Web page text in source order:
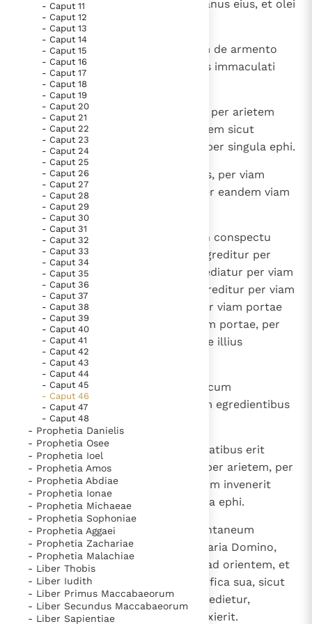
Paus Leo XIV in Pavia: "De stad is zowel een gave als
een taak"
Paus in Pavia: St. Augustinus toont ons de noodzaak om
"naar het innerlijk" toe te keren.
RK Documenten stelt heel veel belangrijke
kerkelijke documenten van de Rooms
Katholieke Kerk in het Nederlands beschikbaar
en is volledig afhankelijk van donaties.
Ik help mee!
- Caput 11
- Caput 12
- Caput 13
- Caput 14
- Caput 15
- Caput 16
- Caput 17
- Caput 18
- Caput 19
- Caput 20
- Caput 21
- Caput 22
- Caput 23
- Caput 24
- Caput 25
- Caput 26
- Caput 27
- Caput 28
- Caput 29
- Caput 30
- Caput 31
- Caput 32
- Caput 33
- Caput 34
- Caput 35
- Caput 36
- Caput 37
- Caput 38
- Caput 39
- Caput 40
- Caput 41
- Caput 42
- Caput 43
- Caput 44
- Caput 45
- Caput 46
- Caput 47
- Caput 48
- Prophetia Danielis
- Prophetia Osee
- Prophetia Ioel
- Prophetia Amos
- Prophetia Abdiae
- Prophetia Ionae
- Prophetia Michaeae
- Prophetia Sophoniae
- Prophetia Aggaei
- Prophetia Zachariae
- Prophetia Malachiae
- Liber Thobis
- Liber Iudith
- Liber Primus Maccabaeorum
- Liber Secundus Maccabaeorum
- Liber Sapientiae
oblationem, quantum dederit manus eius, et olei
hin per singula ephi;
in die autem calendarum vitulum de armento
immaculatum et sex agni et aries immaculati
erunt
et ephi per vitulum, ephi quoque per arietem
faciet oblationem, per agnos autem sicut
invenerit manus eius, et olei hin per singula ephi.
Cumque ingressurus est princeps, per viam
vestibuli portae ingrediatur et per eandem viam
exeat.
Et cum intrabit populus terrae in conspectu
Domini in sollemnitatibus, qui ingreditur per
portam aquilonis, ut adoret, egrediatur per viam
portae meridianae; porro qui ingreditur per viam
portae meridianae, egrediatur per viam portae
aquilonis: non revertetur per viam portae, per
quam ingressus est, sed e regione illius
egredietur.
Princeps autem in medio eorum cum
ingredientibus ingredietur et cum egredientibus
egredietur.
Et in diebus festis et in sollemnitatibus erit
oblatio ephi per vitulum et ephi per arietem, per
agnos autem erit oblatio, quantum invenerit
manus eius, et olei hin per singula ephi.
Cum autem fecerit princeps spontaneum
holocaustum aut pacifica voluntaria Domino,
aperietur ei porta, quae respicit ad orientem, et
faciet holocaustum suum et pacifica sua, sicut
facere solet in die sabbati, et egredietur,
claudeturque porta, postquam exierit.